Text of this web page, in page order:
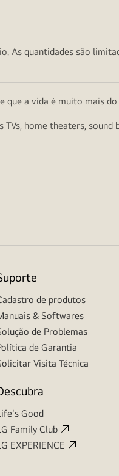
As quantidades são
que a vida é muito mais
home theaters, sound
de produtos
& Softwares
de Problemas
de Garantia
Visita Técnica
Good
Family Club
EXPERIENCE